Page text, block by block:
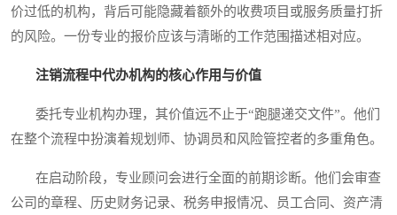
价过低的机构，背后可能隐藏着额外的收费项目或服务质量打折
的风险。一份专业的报价应该与清晰的工作范围描述相对应。
注销流程中代办机构的核心作用与价值
委托专业机构办理，其价值远不止于“跑腿递交文件”。他们
在整个流程中扮演着规划师、协调员和风险管控者的多重角色。
在启动阶段，专业顾问会进行全面的前期诊断。他们会审查
公司的章程、历史财务记录、税务申报情况、员工合同、资产清